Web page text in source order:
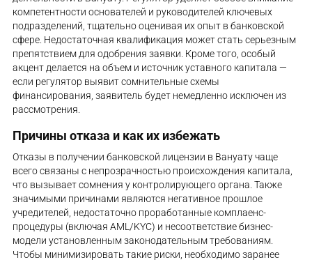
компетентности основателей и руководителей ключевых
подразделений, тщательно оценивая их опыт в банковской
сфере. Недостаточная квалификация может стать серьезным
препятствием для одобрения заявки. Кроме того, особый
акцент делается на объем и источник уставного капитала —
если регулятор выявит сомнительные схемы
финансирования, заявитель будет немедленно исключен из
рассмотрения.
Причины отказа и как их избежать
Отказы в получении банковской лицензии в Вануату чаще
всего связаны с непрозрачностью происхождения капитала,
что вызывает сомнения у контролирующего органа. Также
значимыми причинами являются негативное прошлое
учредителей, недостаточно проработанные комплаенс-
процедуры (включая AML/KYC) и несоответствие бизнес-
модели установленным законодательным требованиям.
Чтобы минимизировать такие риски, необходимо заранее